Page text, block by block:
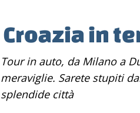
Croazia in
Tour in auto, da Milano a Dubrovnik, in una terra ricca di
meraviglie. Sarete stupiti
splendide città